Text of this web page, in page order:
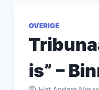
OVERIGE
is” –